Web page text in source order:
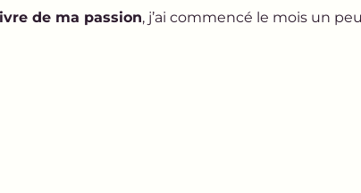
de ma passion, j’ai commencé le mois un peu